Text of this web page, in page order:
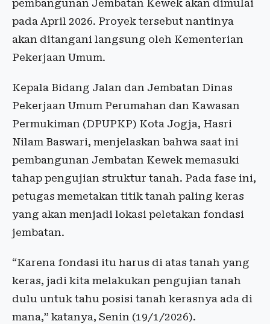
pembangunan Jembatan Kewek akan dimulai
pada April 2026. Proyek tersebut nantinya
akan ditangani langsung oleh Kementerian
Pekerjaan Umum.
Kepala Bidang Jalan dan Jembatan Dinas
Pekerjaan Umum Perumahan dan Kawasan
Permukiman (DPUPKP) Kota Jogja, Hasri
Nilam Baswari, menjelaskan bahwa saat ini
pembangunan Jembatan Kewek memasuki
tahap pengujian struktur tanah. Pada fase ini,
petugas memetakan titik tanah paling keras
yang akan menjadi lokasi peletakan fondasi
jembatan.
“Karena fondasi itu harus di atas tanah yang
keras, jadi kita melakukan pengujian tanah
dulu untuk tahu posisi tanah kerasnya ada di
mana,” katanya, Senin (19/1/2026).